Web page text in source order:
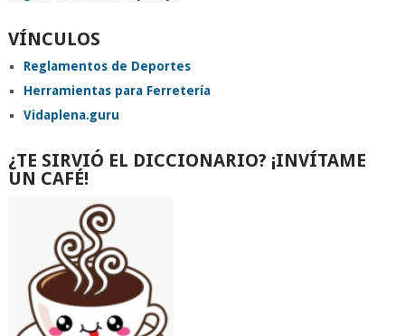
VÍNCULOS
Reglamentos de Deportes
Herramientas para Ferretería
Vidaplena.guru
¿TE SIRVIÓ EL DICCIONARIO? ¡INVÍTAME
UN CAFÉ!